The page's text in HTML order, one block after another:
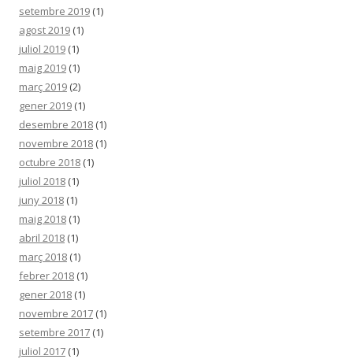
setembre 2019 (1)
agost 2019 (1)
juliol 2019 (1)
maig 2019 (1)
març 2019 (2)
gener 2019 (1)
desembre 2018 (1)
novembre 2018 (1)
octubre 2018 (1)
juliol 2018 (1)
juny 2018 (1)
maig 2018 (1)
abril 2018 (1)
març 2018 (1)
febrer 2018 (1)
gener 2018 (1)
novembre 2017 (1)
setembre 2017 (1)
juliol 2017 (1)